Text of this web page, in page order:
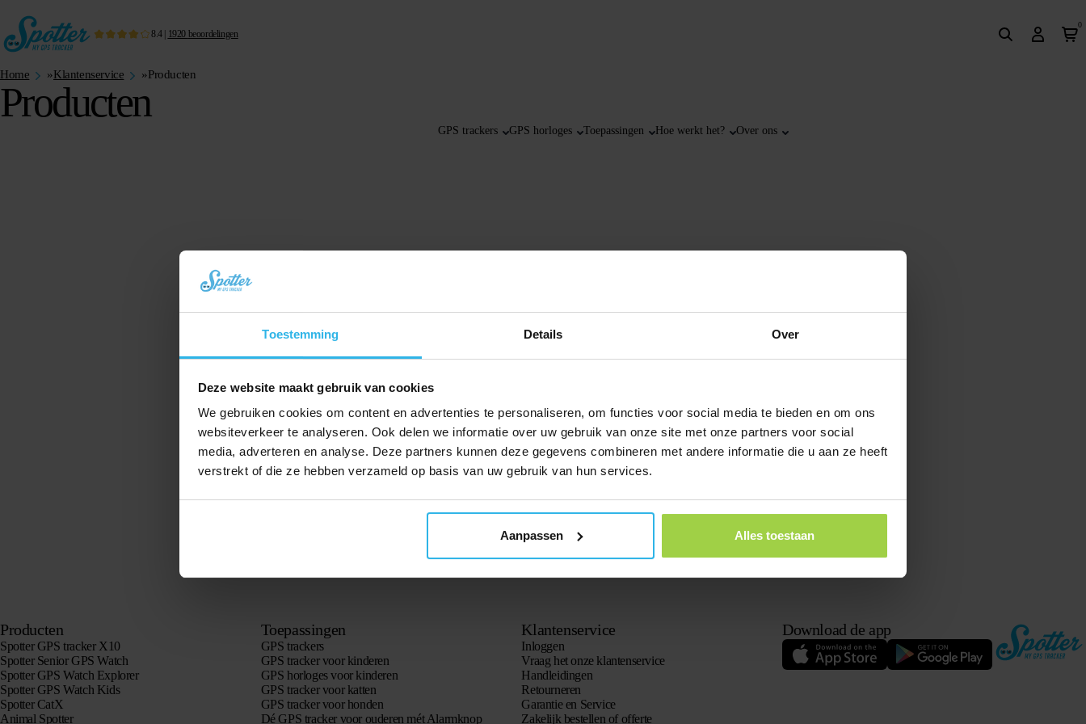
Toestemming Details Over
Deze website maakt gebruik van cookies
We gebruiken cookies om content en advertenties te personaliseren, om functies voor social media te bieden en om ons
websiteverkeer te analyseren. Ook delen we informatie over uw gebruik van onze site met onze partners voor social
media, adverteren en analyse. Deze partners kunnen deze gegevens combineren met andere informatie die u aan ze heeft
verstrekt of die ze hebben verzameld op basis van uw gebruik van hun services.
Aanpassen Alles toestaan
8.4| 1920 beoordelingen
GPS trackers GPS horloges Toepassingen Hoe werkt het? Over ons
0
Home »Klantenservice »Producten
Producten
Producten
Spotter GPS tracker X10
Spotter Senior GPS Watch
Spotter GPS Watch Explorer
Spotter GPS Watch Kids
Spotter CatX
Animal Spotter
Toepassingen
GPS trackers
GPS tracker voor kinderen
GPS horloges voor kinderen
GPS tracker voor katten
GPS tracker voor honden
Dé GPS tracker voor ouderen mét Alarmknop
Klantenservice
Inloggen
Vraag het onze klantenservice
Handleidingen
Retourneren
Garantie en Service
Zakelijk bestellen of offerte
Download de app